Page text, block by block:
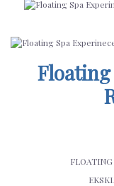
Floating